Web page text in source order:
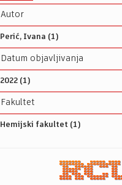
Autor
Perić, Ivana (1)
Datum objavljivanja
2022 (1)
Fakultet
Hemijski fakultet (1)